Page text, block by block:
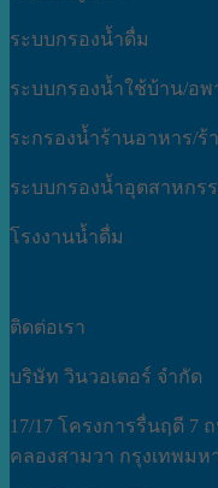
ระบบกรองน้ำดื่ม
ระบบกรองน้ำใช้บ้าน/อพ
ระกรองน้ำร้านอาหาร/ร้
ระบบกรองน้ำอุตสาหกร
โรงงานน้ำดื่ม
ติดต่อเรา
บริษัท วินวอเตอร์ จำกัด
17/17 โครงการรื่นฤดี 7
คลองสามวา กรุงเทพมห